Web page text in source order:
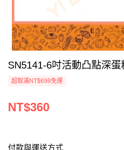
SN5141-6吋活動凸點深蛋
超取滿NT$699免運
NT$360
付款與運送方式